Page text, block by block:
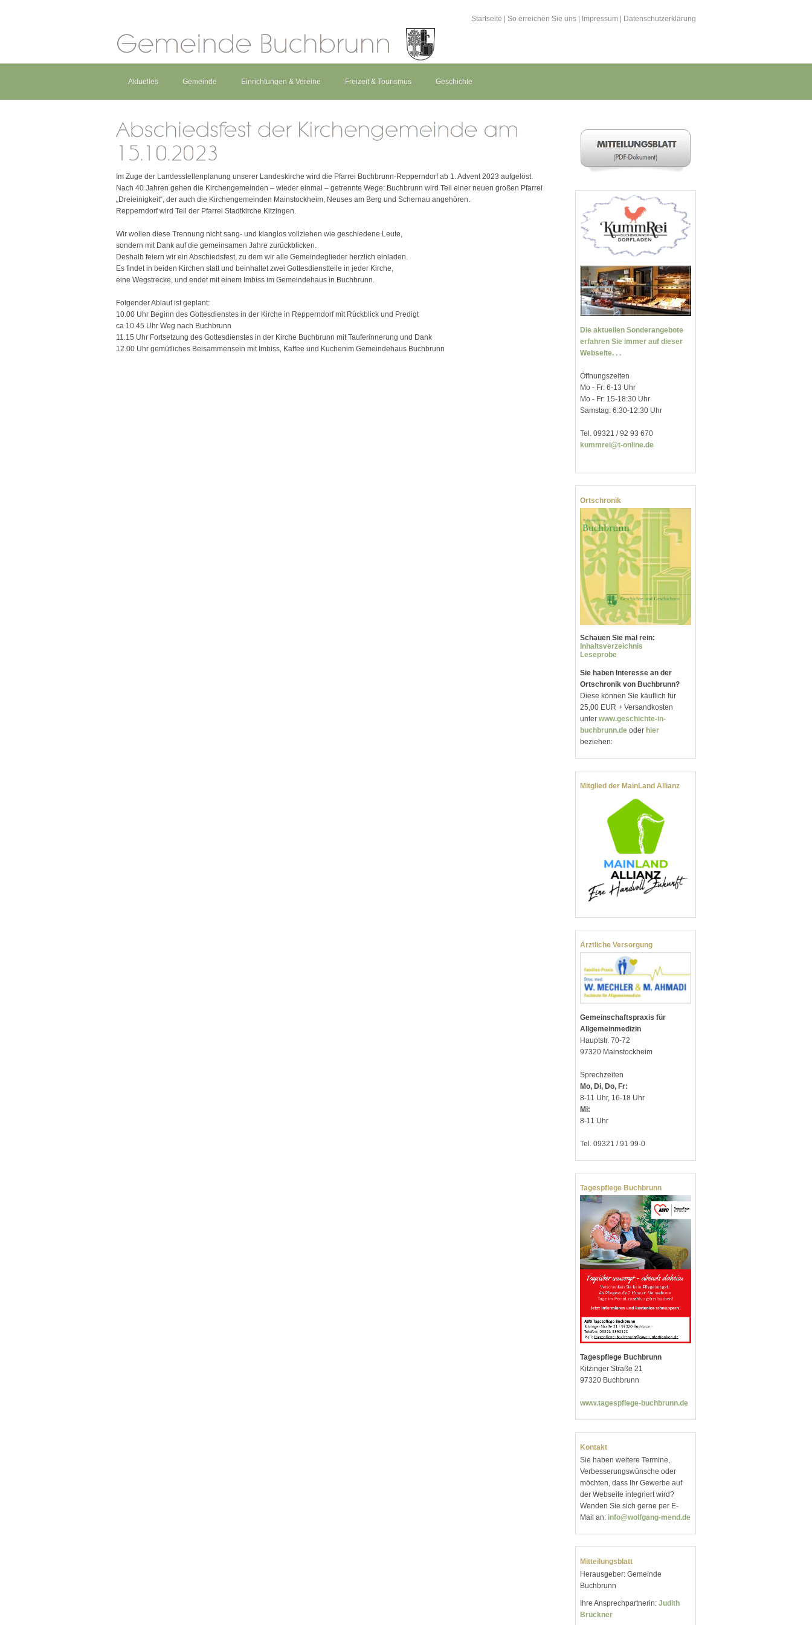
Startseite So erreichen Sie uns Impressum Datenschutzerklärung
Aktuelles Gemeinde Einrichtungen & Vereine Freizeit & Tourismus Geschichte
Im Zuge der Landesstellenplanung unserer Landeskirche wird die Pfarrei Buchbrunn-Repperndorf ab 1. Advent 2023 aufgelöst.
Nach 40 Jahren gehen die Kirchengemeinden – wieder einmal – getrennte Wege: Buchbrunn wird Teil einer neuen großen Pfarrei
„Dreieinigkeit“, der auch die Kirchengemeinden Mainstockheim, Neuses am Berg und Schernau angehören.
Repperndorf wird Teil der Pfarrei Stadtkirche Kitzingen.
Wir wollen diese Trennung nicht sang- und klanglos vollziehen wie geschiedene Leute,
sondern mit Dank auf die gemeinsamen Jahre zurückblicken.
Deshalb feiern wir ein Abschiedsfest, zu dem wir alle Gemeindeglieder herzlich einladen.
Es findet in beiden Kirchen statt und beinhaltet zwei Gottesdienstteile in jeder Kirche,
eine Wegstrecke, und endet mit einem Imbiss im Gemeindehaus in Buchbrunn.
Folgender Ablauf ist geplant:
10.00 Uhr Beginn des Gottesdienstes in der Kirche in Repperndorf mit Rückblick und Predigt
ca 10.45 Uhr Weg nach Buchbrunn
11.15 Uhr Fortsetzung des Gottesdienstes in der Kirche Buchbrunn mit Tauferinnerung und Dank
12.00 Uhr gemütliches Beisammensein mit Imbiss, Kaffee und Kuchenim Gemeindehaus Buchbrunn
Die aktuellen Sonderangebote
erfahren Sie immer auf dieser
Webseite. . .
Öffnungszeiten
Mo - Fr: 6-13 Uhr
Mo - Fr: 15-18:30 Uhr
Samstag: 6:30-12:30 Uhr
Tel. 09321 / 92 93 670
kummrei@t-online.de
Ortschronik
Schauen Sie mal rein:
Inhaltsverzeichnis
Leseprobe
Sie haben Interesse an der
Ortschronik von Buchbrunn?
Diese können Sie käuflich für
25,00 EUR + Versandkosten
unter www.geschichte-in-
buchbrunn.de oder hier
beziehen:
Mitglied der MainLand Allianz
Ärztliche Versorgung
Gemeinschaftspraxis für
Allgemeinmedizin
Hauptstr. 70-72
97320 Mainstockheim
Sprechzeiten
Mo, Di, Do, Fr:
8-11 Uhr, 16-18 Uhr
Mi:
8-11 Uhr
Tel. 09321 / 91 99-0
Tagespflege Buchbrunn
Tagespflege Buchbrunn
Kitzinger Straße 21
97320 Buchbrunn
www.tagespflege-buchbrunn.de
Kontakt
Sie haben weitere Termine,
Verbesserungswünsche oder
möchten, dass Ihr Gewerbe auf
der Webseite integriert wird?
Wenden Sie sich gerne per E-
Mail an: info@wolfgang-mend.de
Mitteilungsblatt
Herausgeber: Gemeinde
Buchbrunn
Ihre Ansprechpartnerin: Judith
Brückner